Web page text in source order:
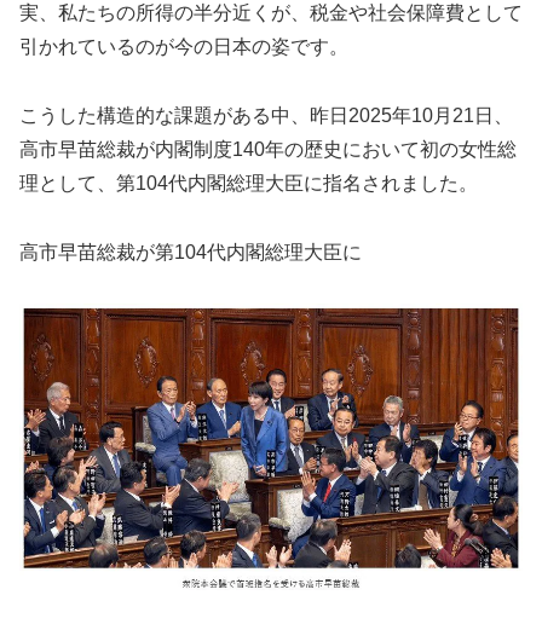
実、私たちの所得の半分近くが、税金や社会保障費として
引かれているのが今の日本の姿です。
こうした構造的な課題がある中、昨日2025年10月21日、
高市早苗総裁が内閣制度140年の歴史において初の女性総
理として、第104代内閣総理大臣に指名されました。
高市早苗総裁が第104代内閣総理大臣に